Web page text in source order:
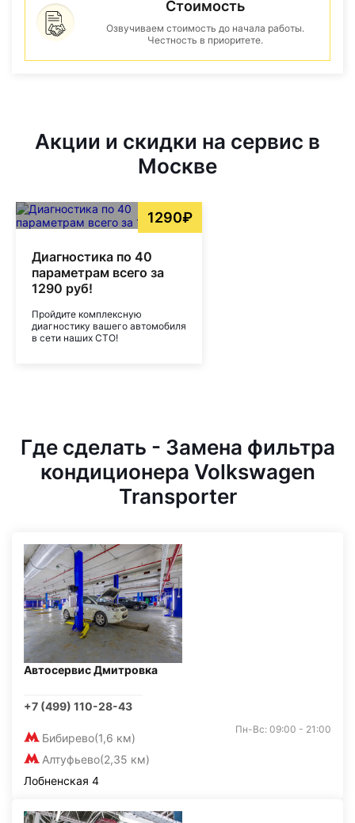
Стоимость
Озвучиваем стоимость до начала работы.
Честность в приоритете.
Акции и скидки на сервис в
Москве
1290₽
Диагностика по 40
параметрам всего за
1290 руб!
Пройдите комплексную
диагностику вашего автомобиля
в сети наших СТО!
Где сделать - Замена фильтра
кондиционера Volkswagen
Transporter
Автосервис Дмитровка
+7 (499) 110-28-43
Бибирево(1,6 км)
Алтуфьево(2,35 км)
Пн-Вс: 09:00 - 21:00
Лобненская 4